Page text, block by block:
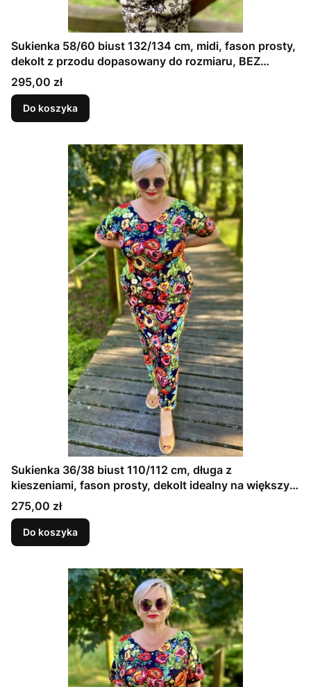
Sukienka 58/60 biust 132/134 cm, midi, fason prosty,
dekolt z przodu dopasowany do rozmiaru, BEZ
KIESZENI , CZARNA KORONKA NA SATYNIE
Cena
295,00 zł
Do koszyka
Sukienka 36/38 biust 110/112 cm, długa z
kieszeniami, fason prosty, dekolt idealny na większy
biust, W KWIATY MAKI
Cena
275,00 zł
Do koszyka